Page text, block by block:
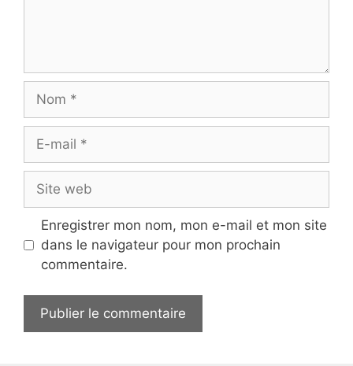
Nom
Site
web
Enregistrer mon nom, mon e-mail et mon site
dans le navigateur pour mon prochain
commentaire.